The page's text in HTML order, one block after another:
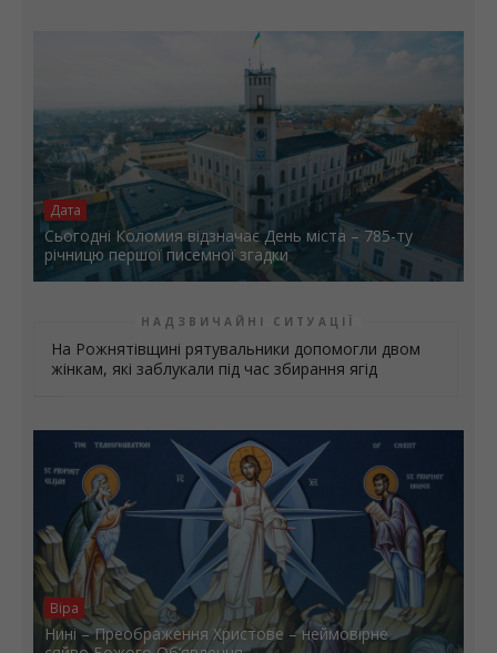
Дата
Сьогодні Коломия відзначає День міста – 785-ту
річницю першої писемної згадки
На Рожнятівщині рятувальники допомогли двом
жінкам, які заблукали під час збирання ягід
Віра
Нині – Преображення Христове – неймовірне
сяйво Божого Об’явлення